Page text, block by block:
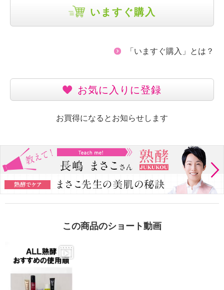
いますぐ購入
「いますぐ購入」とは？
お気に入りに登録
お買得になるとお知らせします
この商品のショート動画